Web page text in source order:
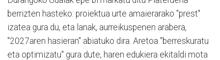
berrizten hasteko: proiektua urte amaierarako "prest"
izatea gura du, eta lanak, aurreikuspenen arabera,
"2027aren hasieran" abiatuko dira. Aretoa "berreskuratu
eta optimizatu" gura dute, haren edukiera ekitaldi mota